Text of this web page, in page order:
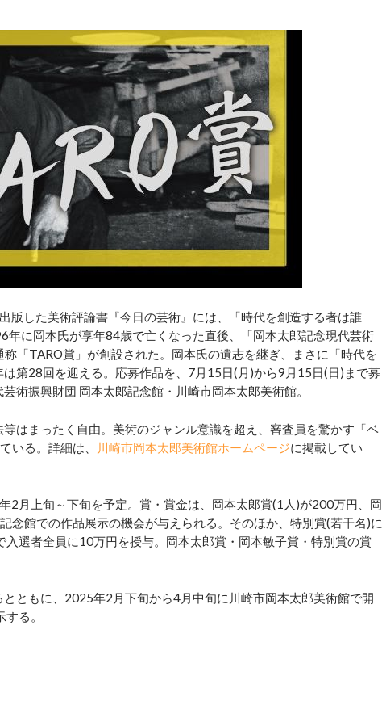
した美術評論書『今日の芸術』には、「時代を創造する者は誰
に岡本氏が享年84歳で亡くなった直後、「岡本太郎記念現代芸術
「TARO賞」が創設された。岡本氏の遺志を継ぎ、まさに「時代を
第28回を迎える。応募作品を、7月15日(月)から9月15日(日)まで募
術振興財団 岡本太郎記念館・川崎市岡本太郎美術館。
はまったく自由。美術のジャンル意識を超え、審査員を驚かす「ベ
いる。詳細は、
川崎市岡本太郎美術館ホームページに掲載してい
月上旬～下旬を予定。賞・賞金は、岡本太郎賞(1人)が200万円、岡
念館での作品展示の機会が与えられる。そのほか、特別賞(若干名)に
選者全員に10万円を授与。岡本太郎賞・岡本敏子賞・特別賞の賞
ともに、2025年2月下旬から4月中旬に川崎市岡本太郎美術館で開
る。